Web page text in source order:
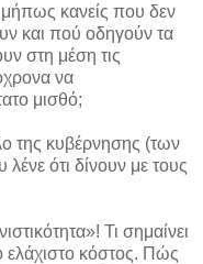
κανείς που δεν
και πού οδηγούν τα
στη μέση τις
να
μισθό;
της κυβέρνησης (των
λένε ότι δίνουν με τους
Τι σημαίνει
ελάχιστο κόστος. Πώς